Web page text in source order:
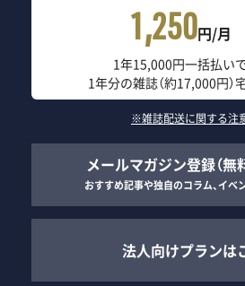
1,250円/月
1年15,000円一括払い
1年分の雑誌（約17,000円）
※雑誌配送に関する注
メールマガジン登録（無
おすすめ記事や独自のコラム、イベ
法人向けプランは